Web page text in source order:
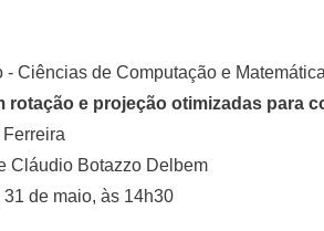
- Ciências de Computação e
rotação e projeção otimizadas para
Cláudio Botazzo Delbem
de maio, às 14h30